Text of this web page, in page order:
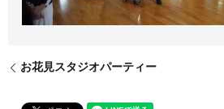
お花見スタジオパーティー